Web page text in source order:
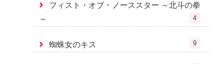
フィスト・オブ・ノーススター ～北斗の拳
～
4
蜘蛛女のキス 9